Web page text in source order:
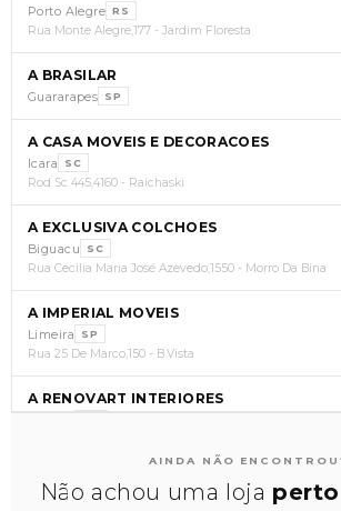
Porto Alegre RS
Rua Monte Alegre,177 - Jardim Floresta
A BRASILAR
Guararapes SP
A CASA MOVEIS E DECORACOES
Icara SC
Rod Sc 445,4160 - Raichaski
A EXCLUSIVA COLCHOES
Biguacu SC
Rua Cecilia Maria José Azevedo,1550 - Morro Da Bina
A IMPERIAL MOVEIS
Limeira SP
Rua 25 De Marco,150 - B.Vista
A RENOVART INTERIORES
A SOFALAR MOVEIS E
Loanda
AINDA NÃO
Não achou uma loja